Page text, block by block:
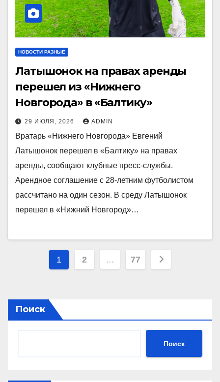
НОВОСТИ РАЗНЫЕ
Латышонок на правах аренды
перешел из «Нижнего
Новгорода» в «Балтику»
29 ИЮЛЯ, 2026 ADMIN
Вратарь «Нижнего Новгорода» Евгений
Латышонок перешел в «Балтику» на правах
аренды, сообщают клубные пресс‑службы.
Арендное соглашение с 28‑летним футболистом
рассчитано на один сезон. В среду Латышонок
перешел в «Нижний Новгород»…
Пагинация
1 2 … 77
Поиск
Поиск